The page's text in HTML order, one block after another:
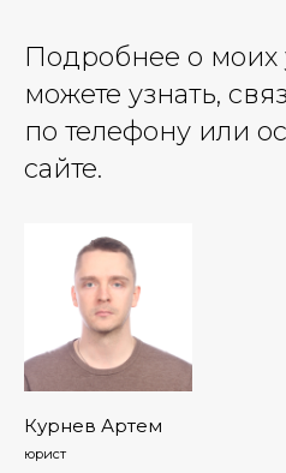
Подробнее о моих
можете узнать,
по телефону или
сайте.
Курнев Артем
юрист